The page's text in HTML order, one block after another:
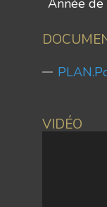
Année de
VIDÉO